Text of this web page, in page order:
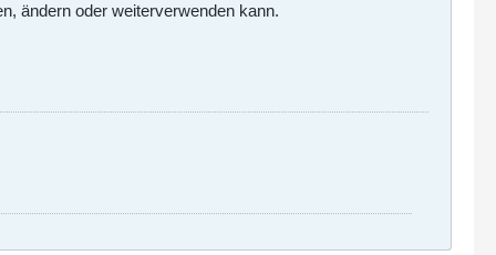
ändern oder weiterverwenden kann.